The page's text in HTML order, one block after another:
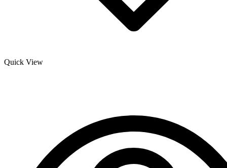
Quick View